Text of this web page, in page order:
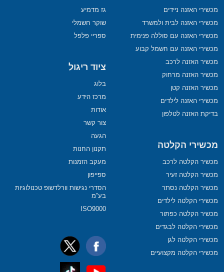
מכשירי האזנה ניידים
מכשירי האזנה לבית ולמשרד
מכשירי האזנה עם סוללה פנימית
מכשירי האזנה עם חשמל קבוע
מכשיר האזנה לרכב
מכשיר האזנה מרחוק
מכשיר האזנה קטן
מכשירי האזנה לילדים
בדיקת האזנה לטלפון
מכשירי הקלטה
מכשיר הקלטה לרכב
מכשיר הקלטה זעיר
מכשיר הקלטה נסתר
מכשירי הקלטה לילדים
מכשיר הקלטה כפתור
מכשירי הקלטה לבגדים
מכשירי הקלטה לגן
מכשירי הקלטה מקצועיים
גז מדמיע
שוקר חשמלי
ספריי פלפל
ציוד ריגול
בלוג
מרכז הידע
אודות
צור קשר
הגעה
תקנון החנות
מעקב הזמנות
ספייפון
הסדרי נגישות וורלדשופ טכנולוגיות
בע”מ
ISO9000